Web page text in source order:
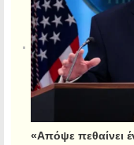
«Απόψε πεθαίνει